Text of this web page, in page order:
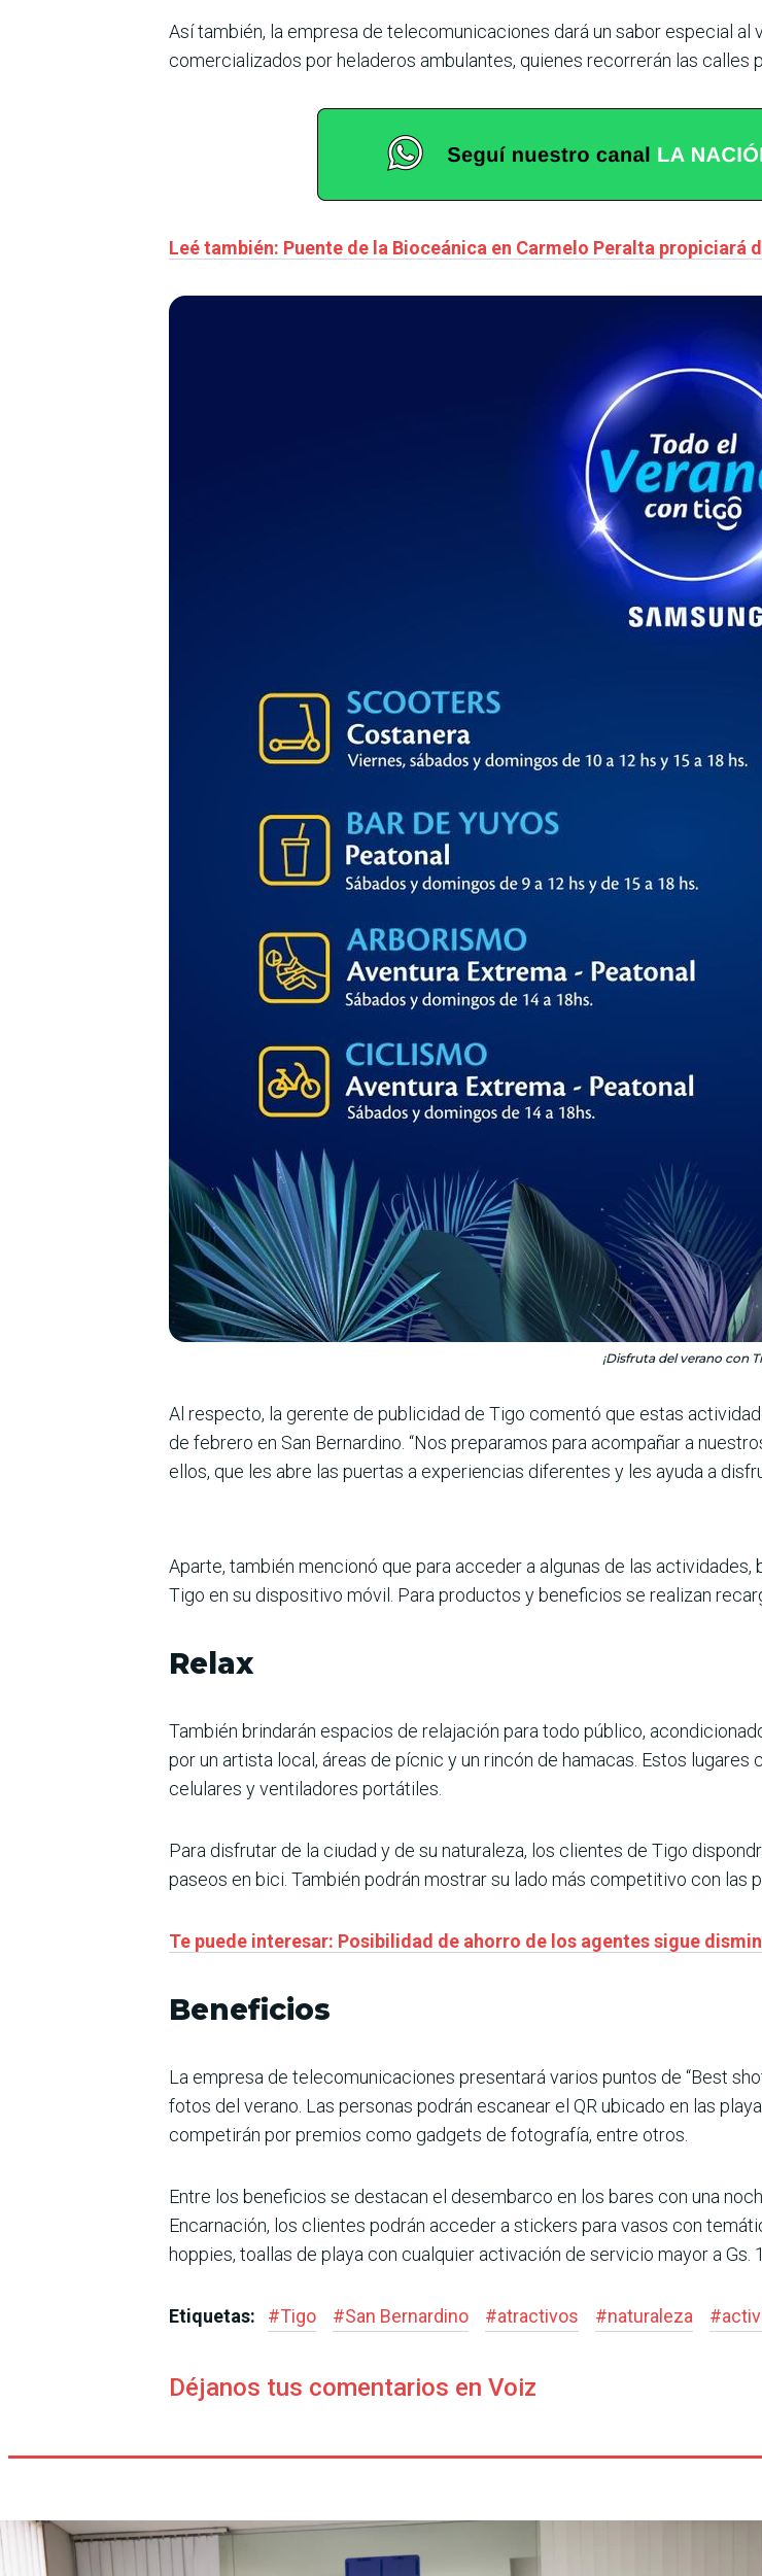
Así también, la empresa de telecomunicaciones dará un sabor especial al
comercializados por heladeros ambulantes, quienes recorrerán las calles
Leé también: Puente de la Bioceánica en Carmelo Peralta
¡Disfruta del verano con
Al respecto, la gerente de publicidad de Tigo comentó que estas
de febrero en San Bernardino. “Nos preparamos para acompañar a
ellos, que les abre las puertas a experiencias diferentes y les ayuda a
Aparte, también mencionó que para acceder a algunas de las
Tigo en su dispositivo móvil. Para productos y beneficios se realizan
Relax
También brindarán espacios de relajación para todo público,
por un artista local, áreas de pícnic y un rincón de hamacas. Estos
celulares y ventiladores portátiles.
Para disfrutar de la ciudad y de su naturaleza, los clientes de Tigo
paseos en bici. También podrán mostrar su lado más competitivo con las
Te puede interesar: Posibilidad de ahorro de los agentes sigue
Beneficios
La empresa de telecomunicaciones presentará varios puntos de “Best
fotos del verano. Las personas podrán escanear el QR ubicado en las
competirán por premios como gadgets de fotografía, entre otros.
Entre los beneficios se destacan el desembarco en los bares con una
Encarnación, los clientes podrán acceder a stickers para vasos con
hoppies, toallas de playa con cualquier activación de servicio mayor a Gs.
Etiquetas: #Tigo #San Bernardino #atractivos #naturaleza #
Déjanos tus comentarios en Voiz